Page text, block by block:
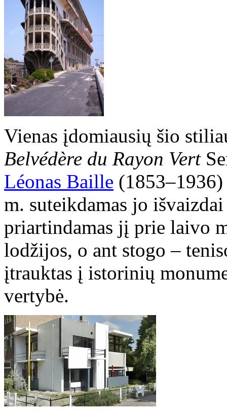
Vienas įdomiausių šio
Belvédère du Rayon Vert
Léonas Baille
m. suteikdamas jo
priartindamas jį prie laivo
lodžijos, o ant stogo –
įtrauktas į istorinių
vertybė.